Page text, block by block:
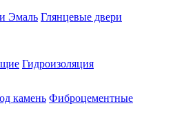
Эмаль Глянцевые двери
Гидроизоляция
камень Фиброцементные